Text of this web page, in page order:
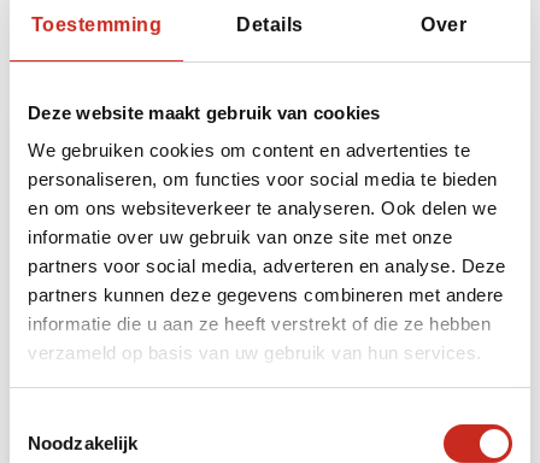
Toestemming Details Over
Deze website maakt gebruik van cookies
We gebruiken cookies om content en advertenties te
personaliseren, om functies voor social media te bieden
en om ons websiteverkeer te analyseren. Ook delen we
informatie over uw gebruik van onze site met onze
partners voor social media, adverteren en analyse. Deze
partners kunnen deze gegevens combineren met andere
informatie die u aan ze heeft verstrekt of die ze hebben
verzameld op basis van uw gebruik van hun services.
Noodzakelijk
Heeft u ruimte voor nog meer beleving? Dan kunt
u uw reis naar Maleisië uitbreiden met de
4 dagen